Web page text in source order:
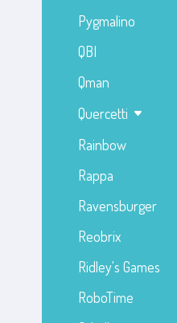
Pygmalino
QBI
Qman
Quercetti
Rainbow
Rappa
Ravensburger
Reobrix
Ridley's Games
RoboTime